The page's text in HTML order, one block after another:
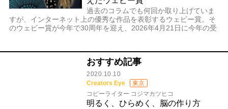
過去のコラムでも何回か取り上げていま
すが、インターネット上の優秀な作品を表彰するウェビー賞。そ
のウェビー賞が今年で30周年を迎え、2026年4月21日に今年の受
おすすめ記事
2020.10.10
Creators Eye
東京
コピーライター コジマカツヒコ
明るく、ひらめく、脳の作り方